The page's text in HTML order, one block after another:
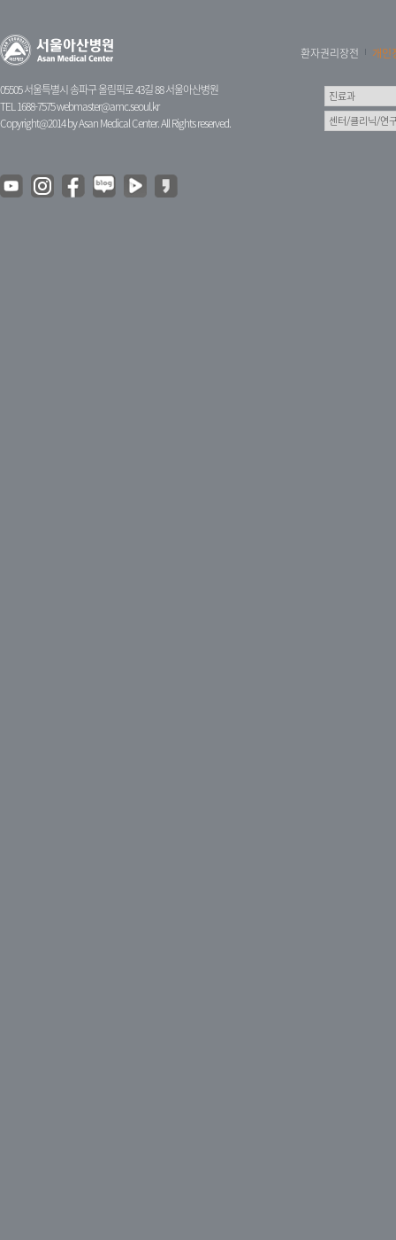
05505 서울특별시 송파구 올림픽로 43길 88 서울아산병원
TEL 1688-7575webmaster@amc.seoul.kr
Copyright@2014 by Asan Medical Center. All Rights reserved.
환자권리장전 개인